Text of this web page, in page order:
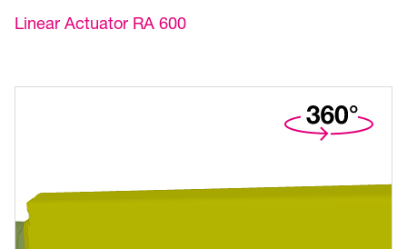
Linear Actuator RA 600